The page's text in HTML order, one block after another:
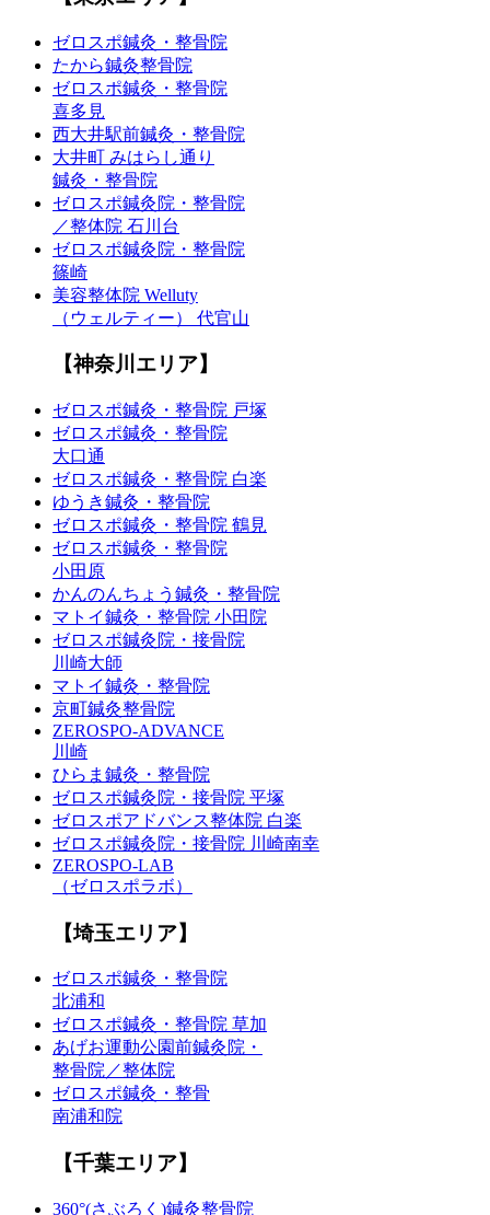
ゼロスポ鍼灸・整骨院
たから鍼灸整骨院
ゼロスポ鍼灸・整骨院
喜多見
西大井駅前鍼灸・整骨院
大井町 みはらし通り
鍼灸・整骨院
ゼロスポ鍼灸院・整骨院
／整体院 石川台
ゼロスポ鍼灸院・整骨院
篠崎
美容整体院 Welluty
（ウェルティー） 代官山
【神奈川エリア】
ゼロスポ鍼灸・整骨院 戸塚
ゼロスポ鍼灸・整骨院
大口通
ゼロスポ鍼灸・整骨院 白楽
ゆうき鍼灸・整骨院
ゼロスポ鍼灸・整骨院 鶴見
ゼロスポ鍼灸・整骨院
小田原
かんのんちょう鍼灸・整骨院
マトイ鍼灸・整骨院 小田院
ゼロスポ鍼灸院・接骨院
川崎大師
マトイ鍼灸・整骨院
京町鍼灸整骨院
ZEROSPO-ADVANCE
川崎
ひらま鍼灸・整骨院
ゼロスポ鍼灸院・接骨院 平塚
ゼロスポアドバンス整体院 白楽
ゼロスポ鍼灸院・接骨院 川崎南幸
ZEROSPO-LAB
（ゼロスポラボ）
【埼玉エリア】
ゼロスポ鍼灸・整骨院
北浦和
ゼロスポ鍼灸・整骨院 草加
あげお運動公園前鍼灸院・
整骨院／整体院
ゼロスポ鍼灸・整骨
南浦和院
【千葉エリア】
360°(さぶろく)鍼灸整骨院